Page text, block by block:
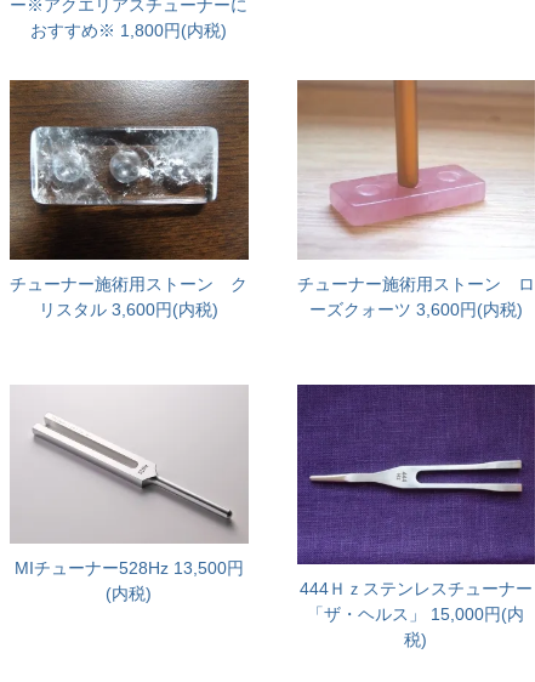
ー※アクエリアスチューナーに
おすすめ※ 1,800円(内税)
チューナー施術用ストーン ク
リスタル 3,600円(内税)
チューナー施術用ストーン ロ
ーズクォーツ 3,600円(内税)
MIチューナー528Hz13,500円
(内税)
444Ｈｚステンレスチューナー
「ザ・ヘルス」
15,000円(内
税)